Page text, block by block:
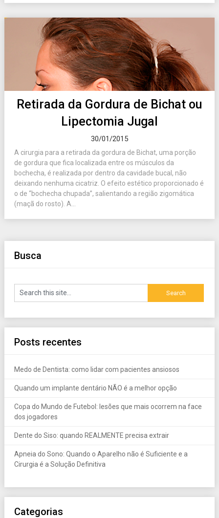
Retirada da Gordura de Bichat ou
Lipectomia Jugal
30/01/2015
A cirurgia para a retirada da gordura de Bichat, uma porção
de gordura que fica localizada entre os músculos da
bochecha, é realizada por dentro da cavidade bucal, não
deixando nenhuma cicatriz. O efeito estético proporcionado é
o de “bochecha chupada”, salientando a região zigomática
(maçã do rosto). A...
Busca
Posts recentes
Medo de Dentista: como lidar com pacientes ansiosos
Quando um implante dentário NÃO é a melhor opção
Copa do Mundo de Futebol: lesões que mais ocorrem na face
dos jogadores
Dente do Siso: quando REALMENTE precisa extrair
Apneia do Sono: Quando o Aparelho não é Suficiente e a
Cirurgia é a Solução Definitiva
Categorias